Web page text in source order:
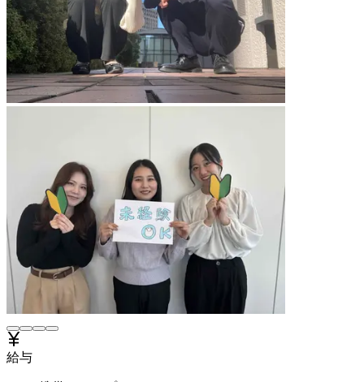
給与